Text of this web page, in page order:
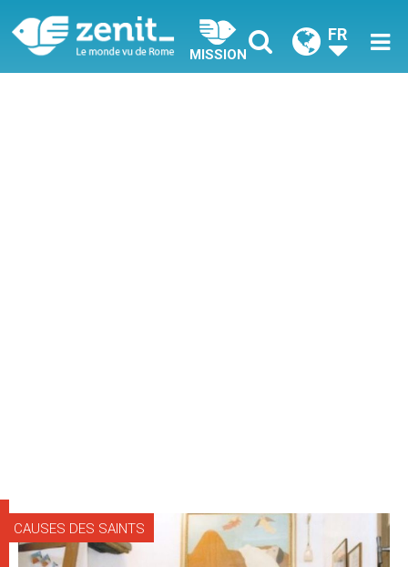
MISSION
FR
CAUSES DES SAINTS